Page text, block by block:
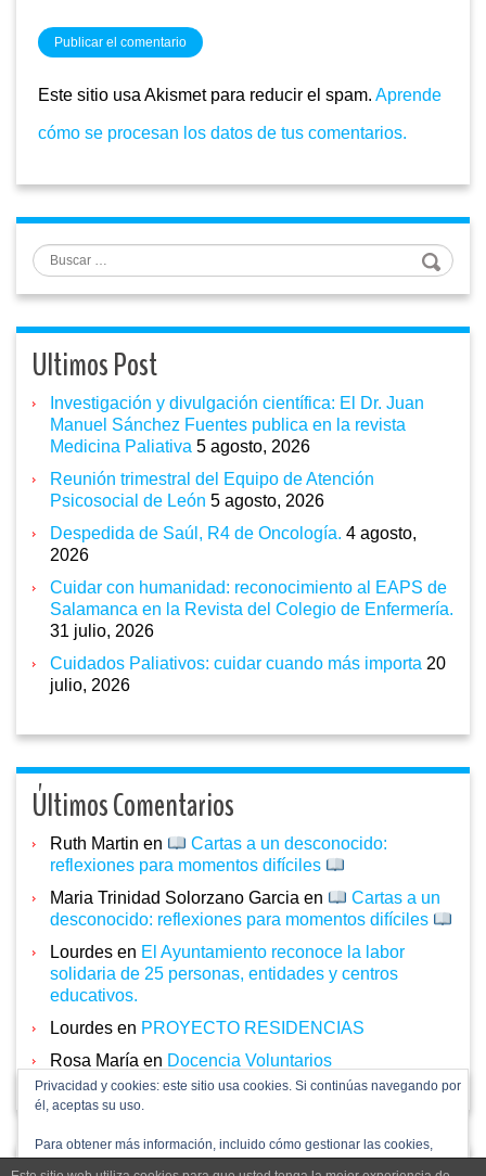
Este sitio usa Akismet para reducir el spam. Aprende
cómo se procesan los datos de tus comentarios.
Buscar
Ultimos Post
Investigación y divulgación científica: El Dr. Juan
Manuel Sánchez Fuentes publica en la revista
Medicina Paliativa 5 agosto, 2026
Reunión trimestral del Equipo de Atención
Psicosocial de León 5 agosto, 2026
Despedida de Saúl, R4 de Oncología. 4 agosto,
2026
Cuidar con humanidad: reconocimiento al EAPS de
Salamanca en la Revista del Colegio de Enfermería.
31 julio, 2026
Cuidados Paliativos: cuidar cuando más importa 20
julio, 2026
Últimos Comentarios
Ruth Martin en
Cartas a un desconocido:
reflexiones para momentos difíciles
Maria Trinidad Solorzano Garcia en
Cartas a un
desconocido: reflexiones para momentos difíciles
Lourdes en El Ayuntamiento reconoce la labor
solidaria de 25 personas, entidades y centros
educativos.
Lourdes en PROYECTO RESIDENCIAS
Rosa María en Docencia Voluntarios
Privacidad y cookies: este sitio usa cookies. Si continúas navegando por
él, aceptas su uso.
Para obtener más información, incluido cómo gestionar las cookies,